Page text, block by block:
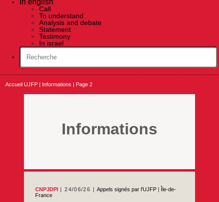
In english
Call
To understand
Analysis and debate
Statement
Testimony
In israel
Accueil UJFP Informations Page 2
Informations
CNPJDPI 24/06/26 Appels signés par l'UJFP | Île-de-
France